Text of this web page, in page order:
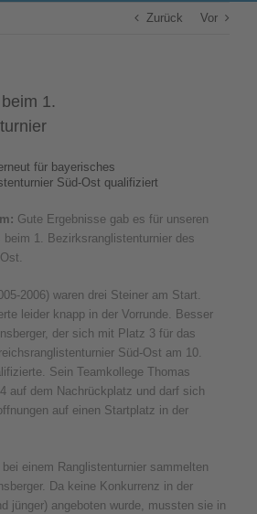
Zurück Vor
1.
für bayerisches
Süd-Ost qualifiziert
Gute Ergebnisse gab es für unseren
1. Bezirksranglistenturnier des
2006) waren drei Steiner am Start.
leider knapp in der Vorrunde. Besser
der sich mit Platz 3 für das
Süd-Ost am 10.
Sein Teamkollege Thomas
auf dem Nachrückplatz und darf sich
auf einen Startplatz in der
bei einem Ranglistenturnier sammelten
Da keine Konkurrenz in der
jünger) angeboten wurde, mussten sie in